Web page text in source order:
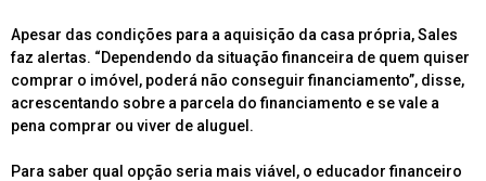
Apesar das condições para a aquisição da casa própria, Sales
faz alertas. “Dependendo da situação financeira de quem quiser
comprar o imóvel, poderá não conseguir financiamento”, disse,
acrescentando sobre a parcela do financiamento e se vale a
pena comprar ou viver de aluguel.
Para saber qual opção seria mais viável, o educador financeiro